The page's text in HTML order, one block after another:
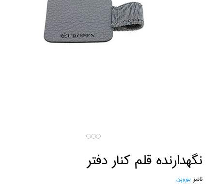
نگهدارنده قلم كنار دفتر
ناشر:يوروپن